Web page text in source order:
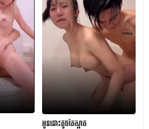
អូនដោះតូចតែស្អាត